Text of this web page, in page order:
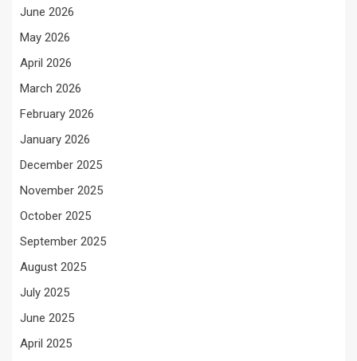
June 2026
May 2026
April 2026
March 2026
February 2026
January 2026
December 2025
November 2025
October 2025
September 2025
August 2025
July 2025
June 2025
April 2025